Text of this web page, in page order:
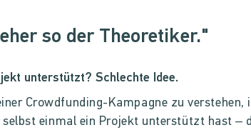
so der Theoretiker."
unterstützt? Schlechte Idee.
Crowdfunding-Kampagne zu verstehen,
einmal ein Projekt unterstützt hast –